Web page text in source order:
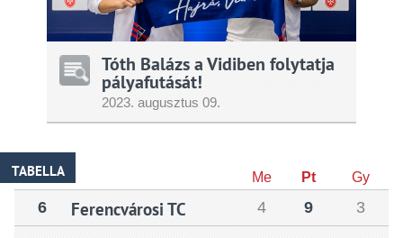
Tóth Balázs a Vidiben folytatja
pályafutását!
2023.augusztus 09.
TABELLA Me Pt Gy
6 Ferencvárosi TC 4 9
3